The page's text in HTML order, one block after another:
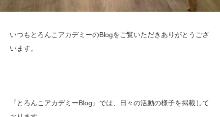
いつもとろんこアカデミーのBlogをご覧いただきありがとうござ
います。
『とろんこアカデミーBlog』では、日々の活動の様子を掲載して